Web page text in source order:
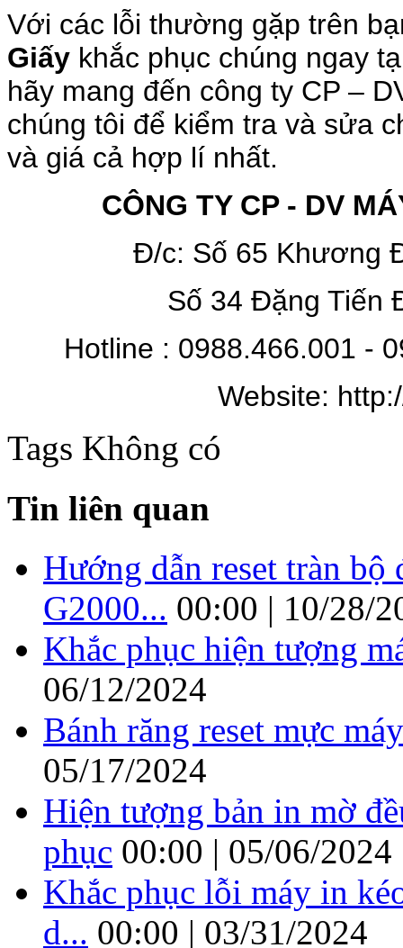
Với các lỗi thường gặp trên
Giấy khắc phục chúng ngay
hãy mang đến công ty CP –
chúng tôi để kiểm tra và sửa
và giá cả hợp lí nhất.
CÔNG TY CP - DV
Đ/c: Số 65 Khương
Số 34 Đặng Tiến
Hotline : 0988.466.001 -
Website:
Tags Không có
Tin liên quan
Hướng dẫn reset tràn bộ
G2000... 00:00 | 10/28/
Khắc phục hiện tượng
06/12/2024
Bánh răng reset mực
05/17/2024
Hiện tượng bản in mờ
phục 00:00 | 05/06/2024
Khắc phục lỗi máy in
d... 00:00 | 03/31/2024